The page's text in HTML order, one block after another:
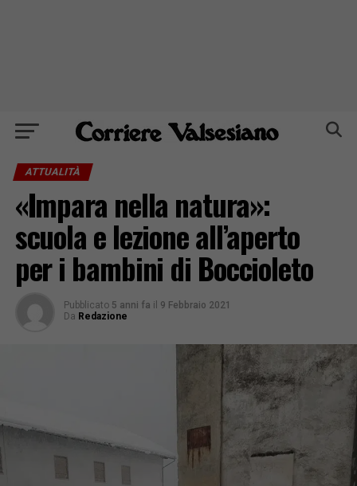
ATTUALITÀ
«Impara nella natura»:
scuola e lezione all’aperto
per i bambini di Boccioleto
Pubblicato 5 anni fa il 9 Febbraio 2021
Da Redazione